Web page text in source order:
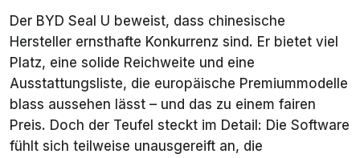
Der BYD Seal U beweist, dass chinesische
Hersteller ernsthafte Konkurrenz sind. Er bietet viel
Platz, eine solide Reichweite und eine
Ausstattungsliste, die europäische Premiummodelle
blass aussehen lässt – und das zu einem fairen
Preis. Doch der Teufel steckt im Detail: Die Software
fühlt sich teilweise unausgereift an, die